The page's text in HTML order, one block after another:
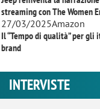
streaming conThe Women
27/03/2025Amazon
Il “Tempo di qualità” per
brand
INTERVISTE